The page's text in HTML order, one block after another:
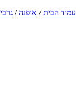
עמוד הבית/ אופנה/